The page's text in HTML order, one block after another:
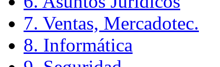
7. Ventas, Mercadotec.
8. Informática